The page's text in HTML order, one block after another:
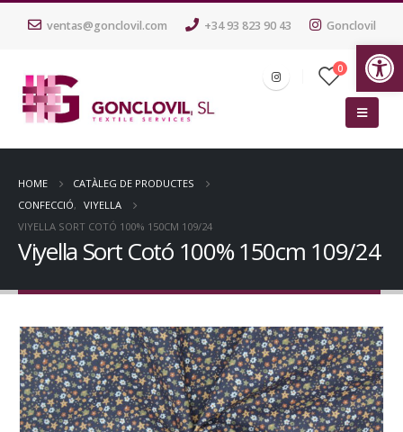
ventas@gonclovil.com +34 93 823 90 43 Gonclovil
0
HOME
CATÀLEG DE PRODUCTES
CONFECCIÓ, VIYELLA
VIYELLA SORT COTÓ 100% 150CM 109/24
Viyella Sort Cotó 100% 150cm 109/24